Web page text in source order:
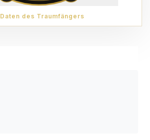
Daten des Traumfängers